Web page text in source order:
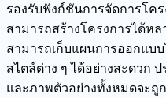
รองรับฟังก์ชันการจัดการโค
สามารถสร้างโครงการได้ห
สามารถเก็บแผนการออกแบบ
สไตล์ต่าง ๆ ได้อย่างสะดวก
และภาพตัวอย่างทั้งหมดจะถู